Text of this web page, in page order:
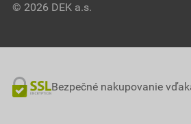
© 2026 DEK a.s.
Bezpečné nakupovanie